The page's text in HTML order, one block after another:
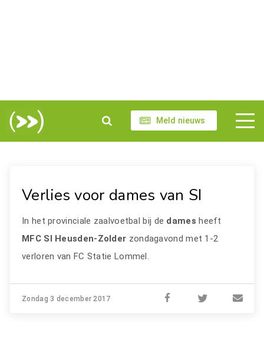
Meld nieuws
Verlies voor dames van SI
In het provinciale zaalvoetbal bij de damesheeft
MFC SI Heusden-Zolder zondagavond met 1-2
verloren van FC Statie Lommel.
Zondag 3 december 2017